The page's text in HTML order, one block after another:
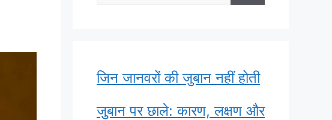
जिन जानवरों की जुबान नहीं होती
जुुबान पर छाले: कारण, लक्षण और